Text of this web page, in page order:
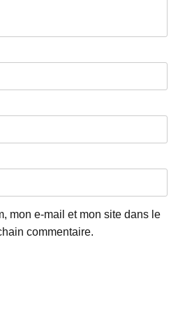
mon e-mail et mon site dans le
commentaire.